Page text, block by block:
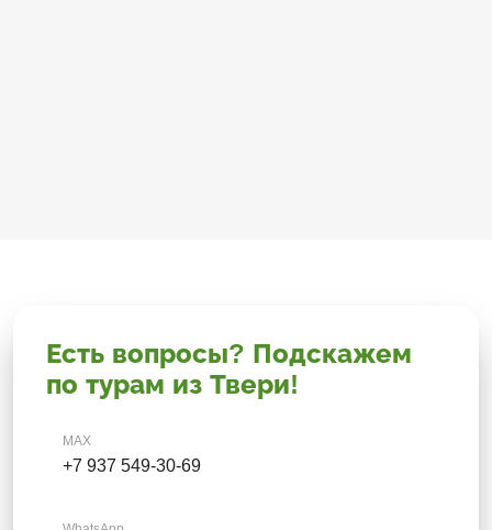
Есть вопросы? Подскажем
по турам из Твери!
MAX
+7 937 549-30-69